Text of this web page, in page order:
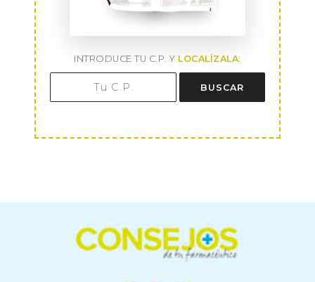
INTRODUCE TU C.P. Y LOCALÍZALA:
BUSCAR